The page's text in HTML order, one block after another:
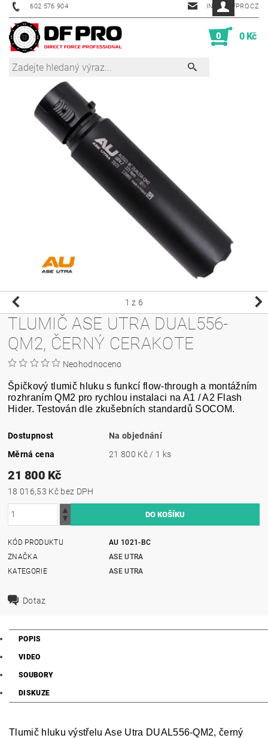
602 576 904 INFO@DFPRO.CZ
0 0 Kč
1 z 6
TLUMIČ ASE UTRA DUAL556-
QM2, ČERNÝ CERAKOTE
Neohodnoceno
Špičkový tlumič hluku s funkcí flow-through a montážním
rozhraním QM2 pro rychlou instalaci na A1 / A2 Flash
Hider. Testován dle zkušebních standardů SOCOM.
Dostupnost
Na objednání
Měrná cena
21 800 Kč / 1 ks
21 800 Kč
18 016,53 Kč bez DPH
KÓD PRODUKTU
AU 1021-BC
ZNAČKA
ASE UTRA
KATEGORIE
ASE UTRA
Dotaz
POPIS
VIDEO
SOUBORY
DISKUZE
Tlumič hluku výstřelu Ase Utra DUAL556-QM2, černý